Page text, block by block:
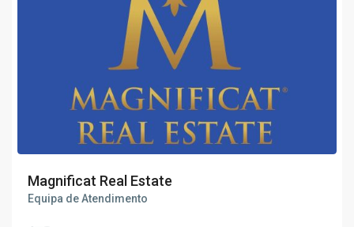
Magnificat Real Estate
Equipa de Atendimento